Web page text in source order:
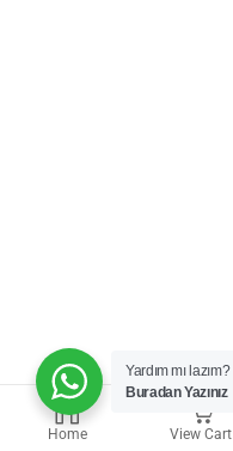
Home
0
View Cart
Yardım mı lazım?
Buradan Yazınız